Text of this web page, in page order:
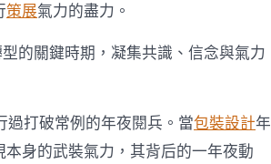
策展氣力的盡力。
的關鍵時期，凝集共識、信念與氣力
打破常例的年夜閱兵。當包裝設計年
身的武裝氣力，其背后的一年夜動